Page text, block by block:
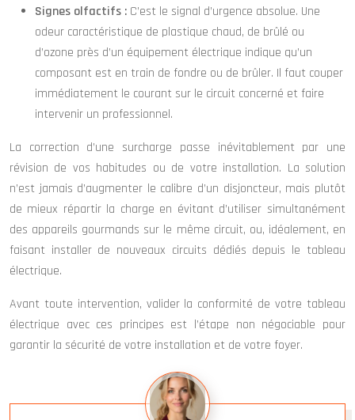
Signes olfactifs : C’est le signal d’urgence absolue. Une
odeur caractéristique de plastique chaud, de brûlé ou
d’ozone près d’un équipement électrique indique qu’un
composant est en train de fondre ou de brûler. Il faut couper
immédiatement le courant sur le circuit concerné et faire
intervenir un professionnel.
La correction d’une surcharge passe inévitablement par une
révision de vos habitudes ou de votre installation. La solution
n’est jamais d’augmenter le calibre d’un disjoncteur, mais plutôt
de mieux répartir la charge en évitant d’utiliser simultanément
des appareils gourmands sur le même circuit, ou, idéalement, en
faisant installer de nouveaux circuits dédiés depuis le tableau
électrique.
Avant toute intervention, valider la conformité de votre tableau
électrique avec ces principes est l’étape non négociable pour
garantir la sécurité de votre installation et de votre foyer.